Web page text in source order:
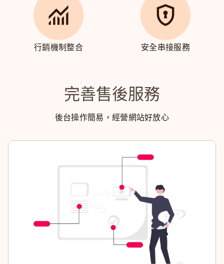
行銷機制整合 安全串接服務
完善售後服務
後台操作簡易，經營網站好放心